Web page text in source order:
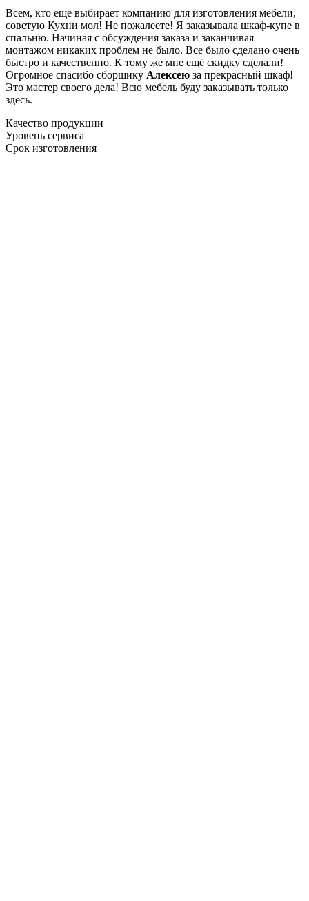
Всем, кто еще выбирает компанию для изготовления мебели,
советую Кухни мол! Не пожалеете! Я заказывала шкаф-купе в
спальню. Начиная с обсуждения заказа и заканчивая
монтажом никаких проблем не было. Все было сделано очень
быстро и качественно. К тому же мне ещё скидку сделали!
Огромное спасибо сборщику Алексею за прекрасный шкаф!
Это мастер своего дела! Всю мебель буду заказывать только
здесь.
Качество продукции
Уровень сервиса
Срок изготовления